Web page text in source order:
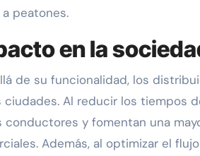
peatones.
en la
de su funcionalidad, los
ciudades. Al reducir los tiempos
conductores y fomentan una
Además, al optimizar el